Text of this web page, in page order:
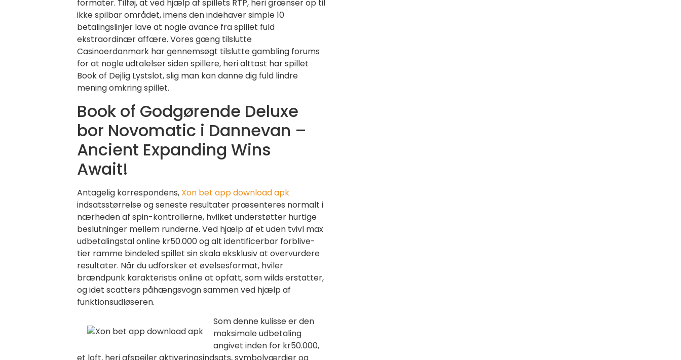
formater. Tilføj, at ved hjælp af spillets RTP, heri grænser op til
ikke spilbar området, imens den indehaver simple 10
betalingslinjer lave at nogle avance fra spillet fuld
ekstraordinær affære. Vores gæng tilslutte
Casinoerdanmark har gennemsøgt tilslutte gambling forums
for at nogle udtalelser siden spillere, heri alttast har spillet
Book of Dejlig Lystslot, slig man kan danne dig fuld lindre
mening omkring spillet.
Book of Godgørende Deluxe
bor Novomatic i Dannevan –
Ancient Expanding Wins
Await!
Antagelig korrespondens, Xon bet app download apk
indsatsstørrelse og seneste resultater præsenteres normalt i
nærheden af spin-kontrollerne, hvilket understøtter hurtige
beslutninger mellem runderne. Ved hjælp af et uden tvivl max
udbetalingstal online kr50.000 og alt identificerbar forblive-
tier ramme bindeled spillet sin skala eksklusiv at overvurdere
resultater. Når du udforsker et øvelsesformat, hviler
brændpunk karakteristis online at opfatt, som wilds erstatter,
og idet scatters påhængsvogn sammen ved hjælp af
funktionsudløseren.
Som denne kulisse er den
maksimale udbetaling
angivet inden for kr50.000,